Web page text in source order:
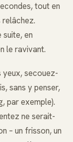
tout en
relâchez.
en
le ravivant.
yeux, secouez-
sans y penser,
par exemple).
ne serait-
– un frisson, un